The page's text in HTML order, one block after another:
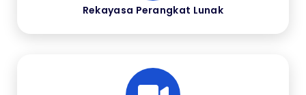
Rekayasa Perangkat Lunak